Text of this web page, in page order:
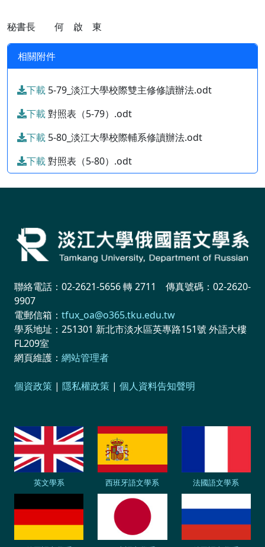
秘書長 何 啟 東
相關附件
下載 5-79_淡江大學校際雙主修修讀辦法.odt
下載對照表（5-79）.odt
下載 5-80_淡江大學校際輔系修讀辦法.odt
下載對照表（5-80）.odt
聯絡電話：02-2621-5656 轉 2711 傳真號碼：02-2620-
9907
電郵信箱： tfux_oa@o365.tku.edu.tw
學系地址：251301 新北市淡水區英專路151號 外語大樓
FL209室
網頁維護： 網站管理者
個資政策 | 隱私權政策 | 個人資料告知聲明
英文學系 西班牙語文學系 法國語文學系